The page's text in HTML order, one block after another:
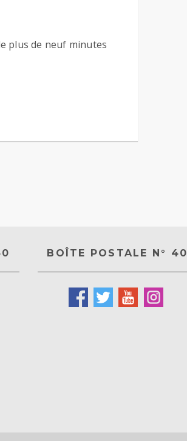
plus de neuf minutes
BOÎTE POSTALE N° 40